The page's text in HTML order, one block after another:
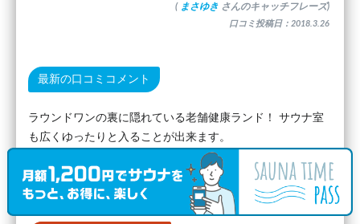
( まさゆき さんのキャッチフレーズ)
口コミ投稿日：2018.3.26
最新の口コミコメント
ラウンドワンの裏に隠れている老舗健康ランド！ サウナ室
も広くゆったりと入ることが出来ます。
でんぼう(孤独のケロサウナー) さん)
口コミ投稿日：2018.4.8
サウナ施設レビューをもっと見る